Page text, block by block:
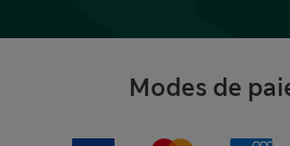
Modes de